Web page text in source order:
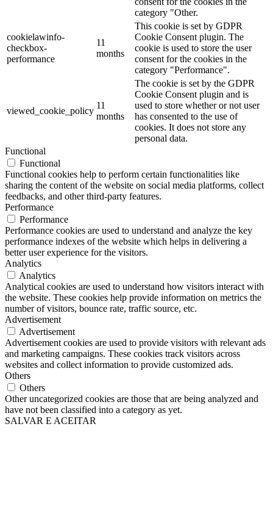
category "Other.
cookielawinfo-
checkbox-
performance
11
months
This cookie is set by GDPR
Cookie Consent plugin. The
cookie is used to store the user
consent for the cookies in the
category "Performance".
viewed_cookie_policy
11
months
The cookie is set by the GDPR
Cookie Consent plugin and is
used to store whether or not user
has consented to the use of
cookies. It does not store any
personal data.
Functional
Functional
Functional cookies help to perform certain functionalities like
sharing the content of the website on social media platforms, collect
feedbacks, and other third-party features.
Performance
Performance
Performance cookies are used to understand and analyze the key
performance indexes of the website which helps in delivering a
better user experience for the visitors.
Analytics
Analytics
Analytical cookies are used to understand how visitors interact with
the website. These cookies help provide information on metrics the
number of visitors, bounce rate, traffic source, etc.
Advertisement
Advertisement
Advertisement cookies are used to provide visitors with relevant ads
and marketing campaigns. These cookies track visitors across
websites and collect information to provide customized ads.
Others
Others
Other uncategorized cookies are those that are being analyzed and
have not been classified into a category as yet.
SALVAR E ACEITAR